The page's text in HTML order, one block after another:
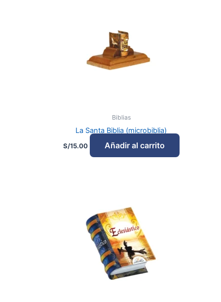
Biblias
La Santa Biblia (microbiblia)
S/15.00 Añadir al carrito